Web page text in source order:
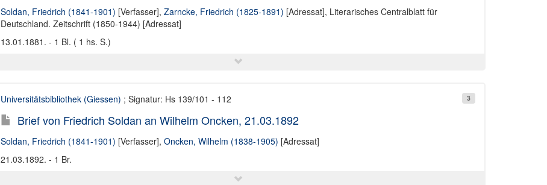
Soldan, Friedrich (1841-1901) [Verfasser], Zarncke, Friedrich (1825-1891) [Adressat], Literarisches Centralblatt für
Deutschland. Zeitschrift (1850-1944) [Adressat]
13.01.1881. - 1 Bl. ( 1 hs. S.)
3
Universitätsbibliothek (Giessen) ; Signatur: Hs 139/101 - 112
Brief von Friedrich Soldan an Wilhelm Oncken, 21.03.1892
Soldan, Friedrich (1841-1901) [Verfasser], Oncken, Wilhelm (1838-1905) [Adressat]
21.03.1892. - 1 Br.